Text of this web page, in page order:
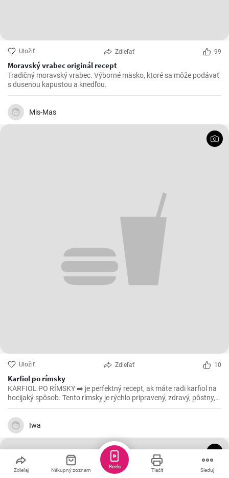
Uložiť Zdieľať 99
Moravský vrabec originál recept
Tradičný moravský vrabec. Výborné mäsko, ktoré sa môže podávať
s dusenou kapustou a knedľou.
Mis-Mas
Uložiť Zdieľať 10
Karfiol po rímsky
KARFIOL PO RÍMSKY ➡️ je perfektný recept, ak máte radi karfiol na
hocijaký spôsob. Tento rímsky je rýchlo pripravený, zdravý, pôstny,
povedzme že aj vegánsky ak vynecháte syr, a ešte k tomu všetkému
je aj lahodný. 😁
Iwa
Zdieľaj Nákupný zoznam Tlačiť Sleduj
Reels